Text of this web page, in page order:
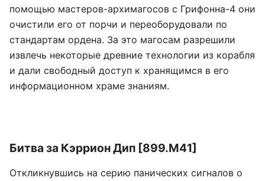
помощью мастеров-архимагосов с Грифонна-4 они
очистили его от порчи и переоборудовали по
стандартам ордена. За это магосам разрешили
извлечь некоторые древние технологии из корабля
и дали свободный доступ к хранящимся в его
информационном храме знаниям.
Битва за Кэррион Дип [899.М41]
Откликнувшись на серию панических сигналов о